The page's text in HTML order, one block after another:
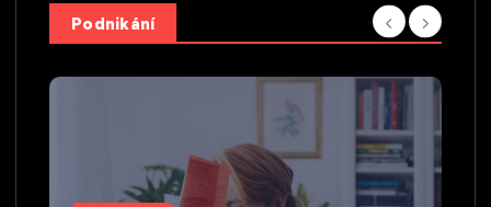
Podnikání